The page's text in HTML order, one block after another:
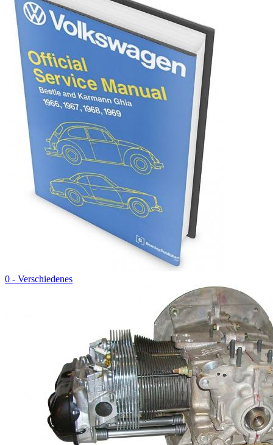
0 - Verschiedenes